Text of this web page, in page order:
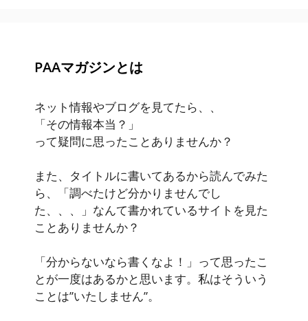
PAAマガジンとは
ネット情報やブログを見てたら、、
「その情報本当？」
って疑問に思ったことありませんか？
また、タイトルに書いてあるから読んでみた
ら、「調べたけど分かりませんでし
た、、、」なんて書かれているサイトを見た
ことありませんか？
「分からないなら書くなよ！」って思ったこ
とが一度はあるかと思います。私はそういう
ことは”いたしません”。